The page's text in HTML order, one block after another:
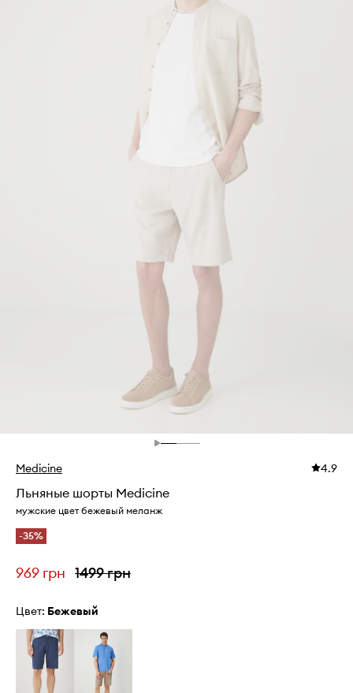
Medicine 4.9
Льняные шорты Medicine
мужские цвет бежевый меланж
-35%
969 грн 1499 грн
Цвет: бежевый